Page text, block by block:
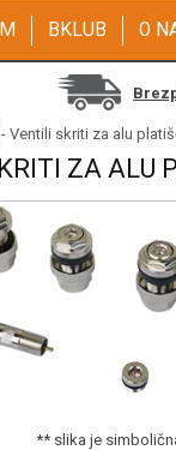
BKLUB O
- Ventili skriti za alu
ZA ALU
** slika je